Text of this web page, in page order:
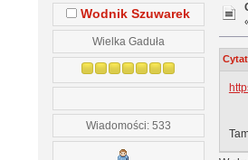
Wodnik Szuwarek
Wielka Gaduła
Wiadomości: 533